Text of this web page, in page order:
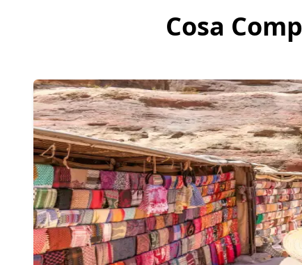
Cosa